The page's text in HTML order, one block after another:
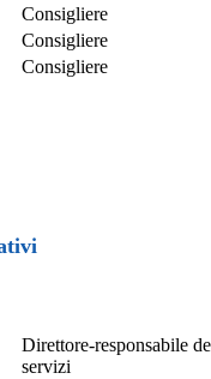
Consigliere
Consigliere
Consigliere
Direttore-responsabile
servizi